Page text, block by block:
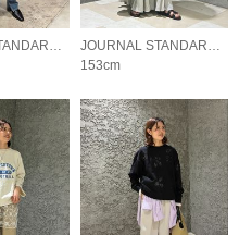
JOURNAL STANDARD LADYS
JOURNAL STANDARD LADYS
153cm